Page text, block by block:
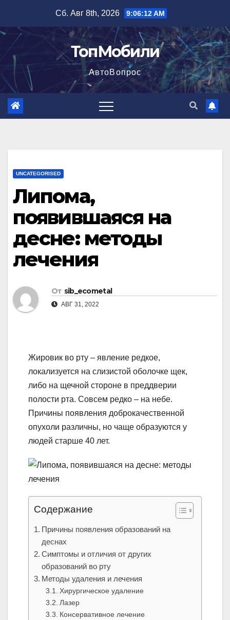
содержимому
Сб. Авг 8th, 2026 9:06:13 AM
ТопМобили
АвтоВопрос
UNCATEGORISED
Липома,
появившаяся на
десне: методы
лечения
От sib_ecometal
АВГ 31, 2022
Жировик во рту – явление редкое,
локализуется на слизистой оболочке щек,
либо на щечной стороне в преддверии
полости рта. Совсем редко – на небе.
Причины появления доброкачественной
опухоли различны, но чаще образуются у
людей старше 40 лет.
Содержание
Причины появления образований на
деснах
Симптомы и отличия от других
образований во рту
Методы удаления и лечения
Хирургическое удаление
Лазер
Консервативное лечение